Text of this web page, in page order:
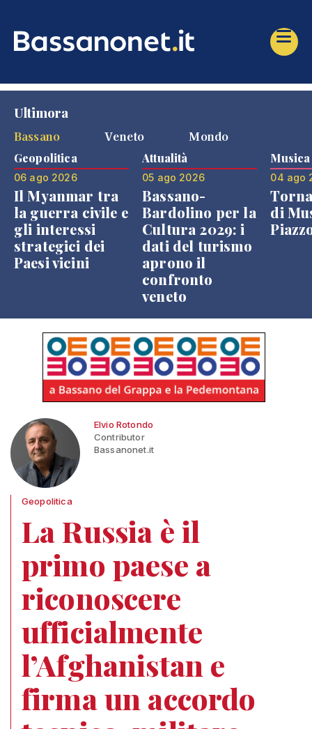
Ultimora
Bassano
Veneto Mondo
Geopolitica
06 ago 2026
Il Myanmar tra
la guerra civile e
gli interessi
strategici dei
Paesi vicini
Attualità
05 ago 2026
Bassano-
Bardolino per la
Cultura 2029: i
dati del turismo
aprono il
confronto
veneto
Musica
04 ago
di
Elvio Rotondo
Contributor
Bassanonet.it
Geopolitica
La Russia è il
primo paese a
riconoscere
ufficialmente
l’Afghanistan e
firma un accordo